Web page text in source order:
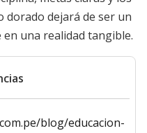
dorado dejará de ser un
una realidad tangible.
blog/educacion-